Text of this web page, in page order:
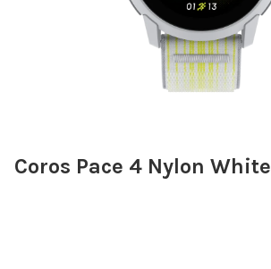
Coros Pace 4 Nylon White